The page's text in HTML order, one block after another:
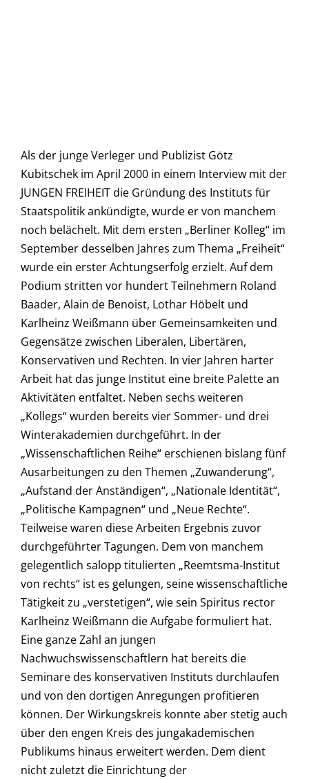
Als der junge Verleger und Publizist Götz
Kubitschek im April 2000 in einem Interview mit der
JUNGEN FREIHEIT die Gründung des Instituts für
Staatspolitik ankündigte, wurde er von manchem
noch belächelt. Mit dem ersten „Berliner Kolleg“ im
September desselben Jahres zum Thema „Freiheit“
wurde ein erster Achtungserfolg erzielt. Auf dem
Podium stritten vor hundert Teilnehmern Roland
Baader, Alain de Benoist, Lothar Höbelt und
Karlheinz Weißmann über Gemeinsamkeiten und
Gegensätze zwischen Liberalen, Libertären,
Konservativen und Rechten. In vier Jahren harter
Arbeit hat das junge Institut eine breite Palette an
Aktivitäten entfaltet. Neben sechs weiteren
„Kollegs“ wurden bereits vier Sommer- und drei
Winterakademien durchgeführt. In der
„Wissenschaftlichen Reihe“ erschienen bislang fünf
Ausarbeitungen zu den Themen „Zuwanderung“,
„Aufstand der Anständigen“, „Nationale Identität“,
„Politische Kampagnen“ und „Neue Rechte“.
Teilweise waren diese Arbeiten Ergebnis zuvor
durchgeführter Tagungen. Dem von manchem
gelegentlich salopp titulierten „Reemtsma-Institut
von rechts“ ist es gelungen, seine wissenschaftliche
Tätigkeit zu „verstetigen“, wie sein Spiritus rector
Karlheinz Weißmann die Aufgabe formuliert hat.
Eine ganze Zahl an jungen
Nachwuchswissenschaftlern hat bereits die
Seminare des konservativen Instituts durchlaufen
und von den dortigen Anregungen profitieren
können. Der Wirkungskreis konnte aber stetig auch
über den engen Kreis des jungakademischen
Publikums hinaus erweitert werden. Dem dient
nicht zuletzt die Einrichtung der